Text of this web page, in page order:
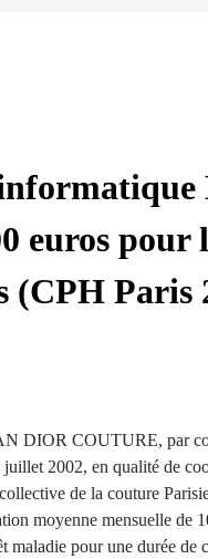
euros pour
(CPH Paris
DIOR COUTURE, par
2002, en qualité de
de la couture
moyenne mensuelle de
pour une durée de